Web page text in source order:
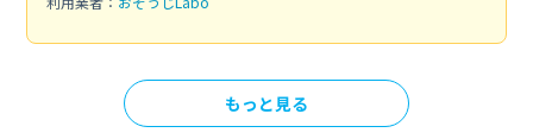
もっと見る